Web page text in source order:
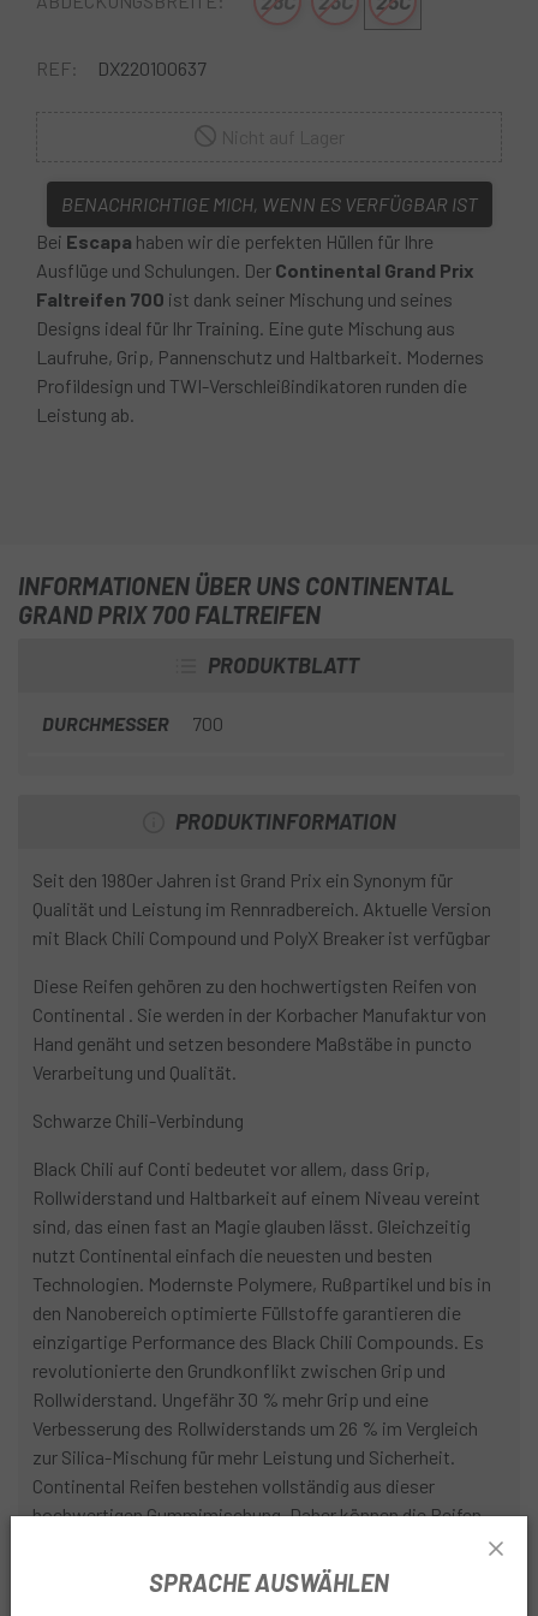
REF: DX220100637
BENACHRICHTIGE MICH, WENN ES VERFÜGBAR IST
Bei Escapa haben wir die perfekten Hüllen für Ihre
Ausflüge und Schulungen. Der Continental Grand Prix
Faltreifen 700 ist dank seiner Mischung und seines
Designs ideal für Ihr Training. Eine gute Mischung aus
Laufruhe, Grip, Pannenschutz und Haltbarkeit. Modernes
Profildesign und TWI-Verschleißindikatoren runden die
Leistung ab.
INFORMATIONEN ÜBER UNS CONTINENTAL
GRAND PRIX 700 FALTREIFEN
PRODUKTBLATT
DURCHMESSER 700
PRODUKTINFORMATION
Seit den 1980er Jahren ist Grand Prix ein Synonym für
Qualität und Leistung im Rennradbereich. Aktuelle Version
mit Black Chili Compound und PolyX Breaker ist verfügbar
Diese Reifen gehören zu den hochwertigsten Reifen von
Continental . Sie werden in der Korbacher Manufaktur von
Hand genäht und setzen besondere Maßstäbe in puncto
Verarbeitung und Qualität.
Schwarze Chili-Verbindung
Black Chili auf Conti bedeutet vor allem, dass Grip,
Rollwiderstand und Haltbarkeit auf einem Niveau vereint
sind, das einen fast an Magie glauben lässt. Gleichzeitig
nutzt Continental einfach die neuesten und besten
Technologien. Modernste Polymere, Rußpartikel und bis in
den Nanobereich optimierte Füllstoffe garantieren die
einzigartige Performance des Black Chili Compounds. Es
revolutionierte den Grundkonflikt zwischen Grip und
Rollwiderstand. Ungefähr 30 % mehr Grip und eine
Verbesserung des Rollwiderstands um 26 % im Vergleich
zur Silica-Mischung für mehr Leistung und Sicherheit.
Continental Reifen bestehen vollständig aus dieser
hochwertigen Gummimischung. Daher können die Reifen
erstklassigen Eigenschaften des Gummis verloren gehen!
SPRACHE AUSWÄHLEN